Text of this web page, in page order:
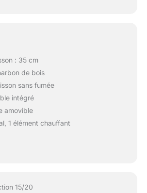
: 35 cm
de bois
sans fumée
intégré
amovible
1 élément chauffant
15/20